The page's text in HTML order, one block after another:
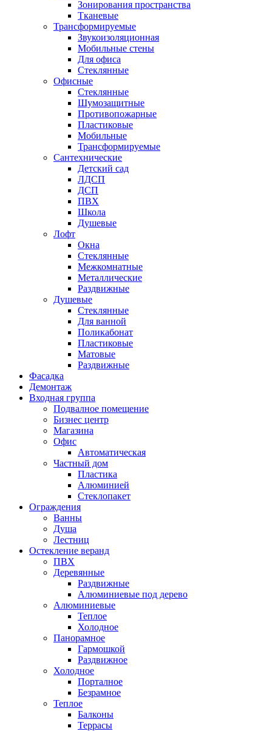
Зонирования пространства
Тканевые
Трансформируемые
Звукоизоляционная
Мобильные стены
Для офиса
Стеклянные
Офисные
Стеклянные
Шумозащитные
Противопожарные
Пластиковые
Мобильные
Трансформируемые
Сантехнические
Детский сад
ЛДСП
ДСП
ПВХ
Школа
Душевые
Лофт
Окна
Стеклянные
Межкомнатные
Металлические
Раздвижные
Душевые
Стеклянные
Для ванной
Поликабонат
Пластиковые
Матовые
Раздвижные
Фасадка
Демонтаж
Входная группа
Подвалное помещение
Бизнес центр
Магазина
Офис
Автоматическая
Частный дом
Пластика
Алюминией
Стеклопакет
Ограждения
Ванны
Душа
Лестниц
Остекление веранд
ПВХ
Деревянные
Раздвижные
Алюминиевые под дерево
Алюминиевые
Теплое
Холодное
Панорамное
Гармошкой
Раздвижное
Холодное
Порталное
Безрамное
Теплое
Балконы
Террасы